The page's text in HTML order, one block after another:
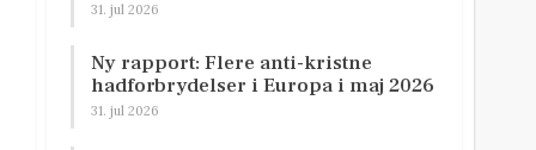
31. jul 2026
Ny rapport: Flere anti-kristne
hadforbrydelser i Europa i maj 2026
31. jul 2026